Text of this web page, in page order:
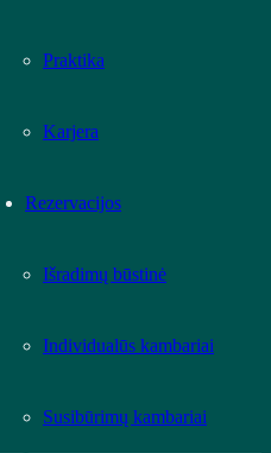
Praktika
Karjera
Rezervacijos
Išradimų būstinė
Individualūs kambariai
Susibūrimų kambariai